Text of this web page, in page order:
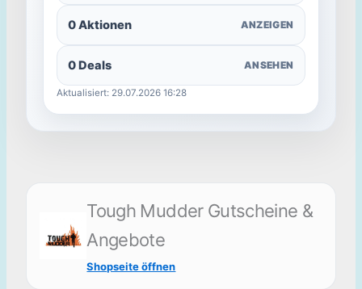
0 Aktionen ANZEIGEN
0 Deals ANSEHEN
Aktualisiert: 29.07.2026 16:28
Tough Mudder Gutscheine &
Angebote
Shopseite öffnen